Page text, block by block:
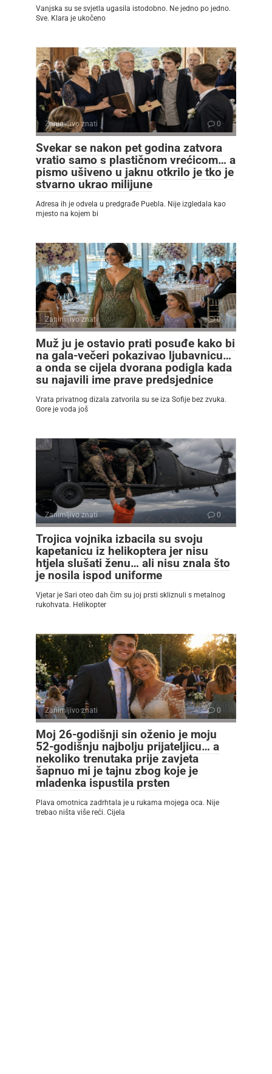
Vanjska su se svjetla ugasila istodobno. Ne jedno po jedno.
Sve. Klara je ukočeno
Zanimljivo znati 0
Svekar se nakon pet godina zatvora
vratio samo s plastičnom vrećicom… a
pismo ušiveno u jaknu otkrilo je tko je
stvarno ukrao milijune
Adresa ih je odvela u predgrađe Puebla. Nije izgledala kao
mjesto na kojem bi
Zanimljivo znati 0
Muž ju je ostavio prati posuđe kako bi
na gala-večeri pokazivao ljubavnicu…
a onda se cijela dvorana podigla kada
su najavili ime prave predsjednice
Vrata privatnog dizala zatvorila su se iza Sofije bez zvuka.
Gore je voda još
Zanimljivo znati 0
Trojica vojnika izbacila su svoju
kapetanicu iz helikoptera jer nisu
htjela slušati ženu… ali nisu znala što
je nosila ispod uniforme
Vjetar je Sari oteo dah čim su joj prsti skliznuli s metalnog
rukohvata. Helikopter
Zanimljivo znati 0
Moj 26-godišnji sin oženio je moju
52-godišnju najbolju prijateljicu… a
nekoliko trenutaka prije zavjeta
šapnuo mi je tajnu zbog koje je
mladenka ispustila prsten
Plava omotnica zadrhtala je u rukama mojega oca. Nije
trebao ništa više reći. Cijela